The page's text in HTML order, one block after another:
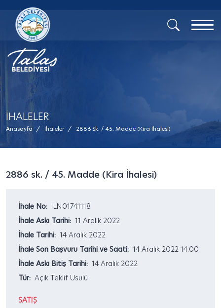
İHALELER
Anasayfa / İhaleler / 2886 Sk. / 45. Madde (Kira İhalesi)
2886 sk. / 45. Madde (Kira İhalesi)
İhale No: ILN01741118
İhale Askı Tarihi: 11 Aralık 2022
İhale Tarihi: 14 Aralık 2022
İhale Son Başvuru Tarihi ve Saati: 14 Aralık 2022 14:00
İhale Askı Bitiş Tarihi: 14 Aralık 2022
Tür: Açık Teklif Usulü
SATIŞ